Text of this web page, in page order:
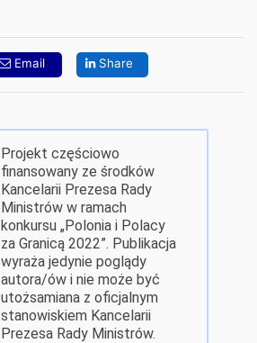
Email Share
Projekt częściowo
finansowany ze środków
Kancelarii Prezesa Rady
Ministrów w ramach
konkursu „Polonia i Polacy
za Granicą 2022”. Publikacja
wyraża jedynie poglądy
autora/ów i nie może być
utożsamiana z oficjalnym
stanowiskiem Kancelarii
Prezesa Rady Ministrów.